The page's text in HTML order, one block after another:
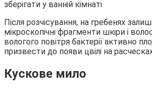
Після розчісування, на гребенях
мікроскопічні фрагменти шкіри і
вологого повітря бактерії активно
призвести до появи цвілі на
Кускове мило